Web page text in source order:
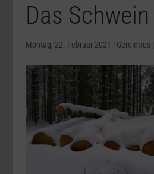
Das Schwein
Montag, 22. Februar 2021 | Gereimtes|